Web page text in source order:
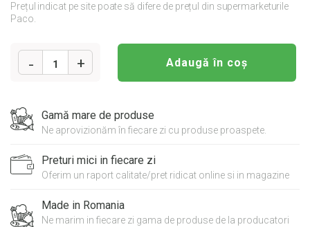
Prețul indicat pe site poate să difere de prețul din supermarketurile
Paco.
1
TO
GO
CAFEA
COCOS
Adaugă în coș
Gamă mare de produse
Ne aprovizionăm în fiecare zi cu produse proaspete.
Preturi mici in fiecare zi
Oferim un raport calitate/pret ridicat online si in magazine
Made in Romania
Ne marim in fiecare zi gama de produse de la producatori